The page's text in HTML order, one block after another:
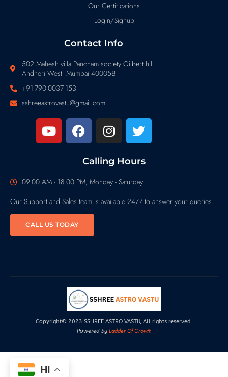
Our Certifications
Login/Signup
Contact Info
502 Mahesh villa Pancham society Gilbert hill
Andheri West Mumbai 400058
+91-790-0037-153
sshreeastrovastu@gmail.com
Calling Hours
09.00 AM - 18.00 PM, Monday - Saturday
Our Support and Sales team is available 24/7 to answer your queries
CALL US TODAY
Copyright© 2023 SSHREE ASTRO VASTU, All rights reserved.
Powered by Ladder Of Growth
HI